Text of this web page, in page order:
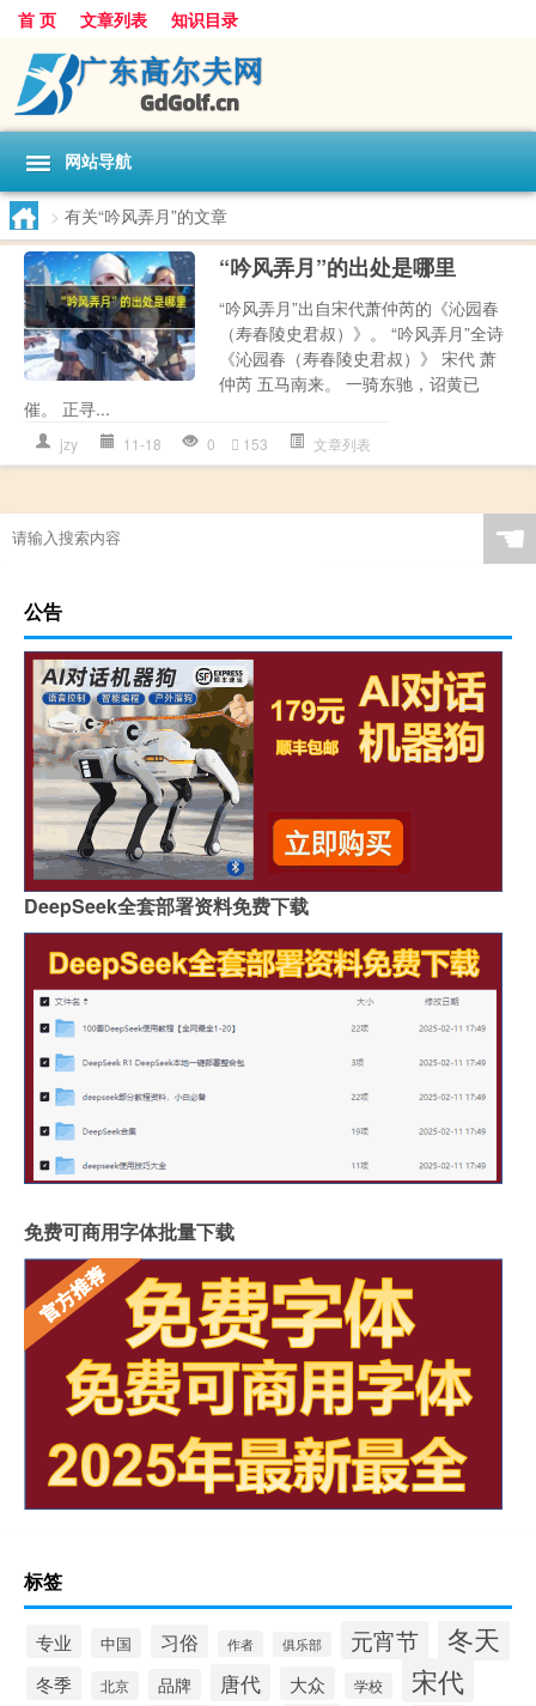
首 页 文章列表 知识目录
网站导航
> 有关“吟风弄月”的文章
“吟风弄月”的出处是哪里
“吟风弄月”出自宋代萧仲芮的《沁园春
（寿春陵史君叔）》。 “吟风弄月”全诗
《沁园春（寿春陵史君叔）》 宋代 萧
仲芮 五马南来。 一骑东驰，诏黄已
催。 正寻...
jzy 11-18 0 153 文章列表
☚
公告
DeepSeek全套部署资料免费下载
免费可商用字体批量下载
标签
专业 中国 习俗 作者 俱乐部 元宵节 冬天
冬季 北京 品牌 唐代 大众 学校 宋代